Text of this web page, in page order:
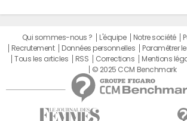
Qui sommes-nous ? L'équipe Notre société
Recrutement
Données personnelles Paramétrer
Tous les articles
RSS Corrections Mentions
© 2025 CCM Benchmark